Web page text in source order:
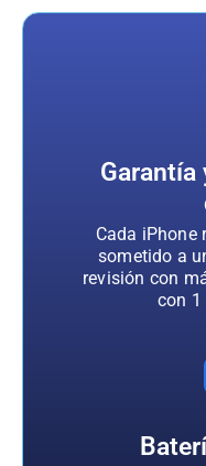
Garantía
Cada iPhone
sometido a
revisión con
con 1